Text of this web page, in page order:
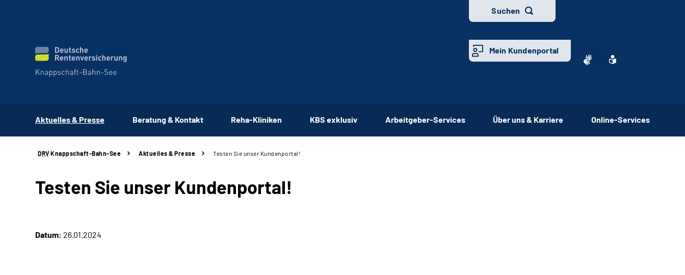
Suchen
Mein Kundenportal
Aktuelles & Presse Beratung & Kontakt Reha-Kliniken KBS exklusiv Arbeitgeber-Services Über uns & Karriere Online-Services
DRV Knappschaft-Bahn-See Aktuelles & Presse Testen Sie unser Kundenportal!
Testen Sie unser Kundenportal!
Datum: 26.01.2024